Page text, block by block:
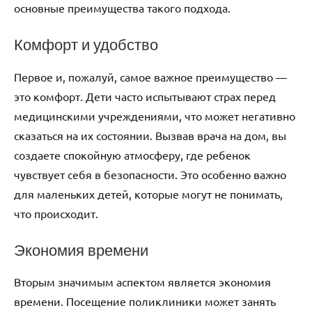
основные преимущества такого подхода.
Комфорт и удобство
Первое и, пожалуй, самое важное преимущество —
это комфорт. Дети часто испытывают страх перед
медицинскими учреждениями, что может негативно
сказаться на их состоянии. Вызвав врача на дом, вы
создаете спокойную атмосферу, где ребенок
чувствует себя в безопасности. Это особенно важно
для маленьких детей, которые могут не понимать,
что происходит.
Экономия времени
Вторым значимым аспектом является экономия
времени. Посещение поликлиники может занять